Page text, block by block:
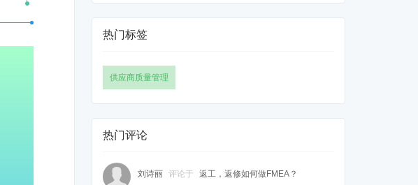
热门标签
供应商质量管理
热门评论
刘诗丽 评论于 返工，返修如何做FMEA？